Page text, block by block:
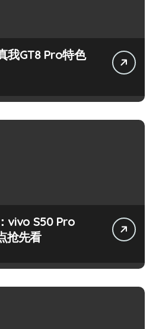
我GT8 Pro特色
vivo S50 Pro
抢先看